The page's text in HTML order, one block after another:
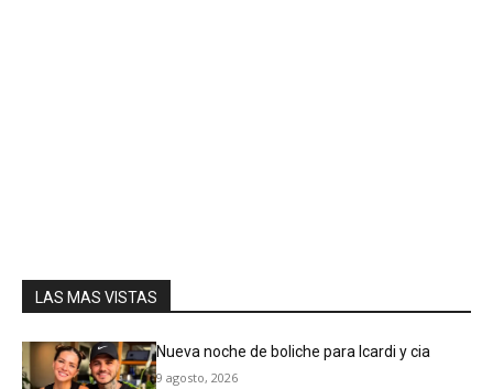
LAS MAS VISTAS
Nueva noche de boliche para Icardi y cia
9 agosto, 2026